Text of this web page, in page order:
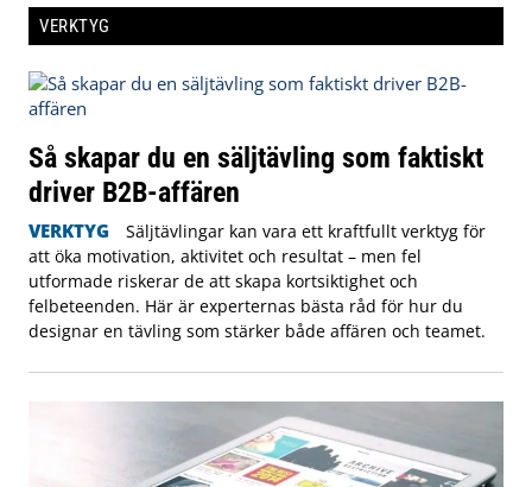
VERKTYG
Så skapar du en säljtävling som faktiskt
driver B2B-affären
VERKTYG
Säljtävlingar kan vara ett kraftfullt verktyg för
att öka motivation, aktivitet och resultat – men fel
utformade riskerar de att skapa kortsiktighet och
felbeteenden. Här är experternas bästa råd för hur du
designar en tävling som stärker både affären och teamet.